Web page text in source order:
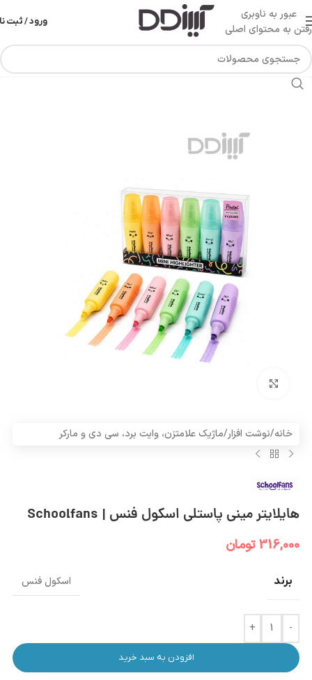
عبور به ناوبری
رفتن به محتوای اصلی
ورود / ثبت
خانه/نوشت افزار/ماژیک علامتزن، وایت برد، سی دی و مارکر
هایلایتر مینی پاستلی اسکول فنس | Schoolfans
316,000 تومان
برند اسکول فنس
-
+
افزودن به سبد خرید